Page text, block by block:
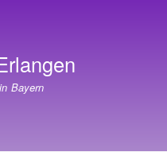
Bayern